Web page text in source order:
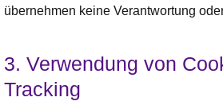
übernehmen keine Verantwortung
3. Verwendung von
Tracking